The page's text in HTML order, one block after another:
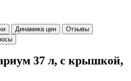
Динамика цен
Отзывы
37 л, с крышкой,